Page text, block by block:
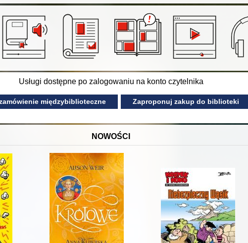
Usługi dostępne po zalogowaniu na konto czytelnika
międzybiblioteczne Zaproponuj zakup do biblioteki
NOWOŚCI